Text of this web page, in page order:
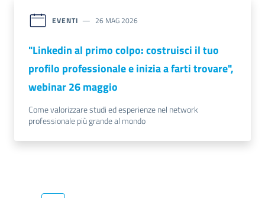
EVENTI 26 MAG 2026
"Linkedin al primo colpo: costruisci il tuo
profilo professionale e inizia a farti trovare",
webinar 26 maggio
Come valorizzare studi ed esperienze nel network
professionale più grande al mondo